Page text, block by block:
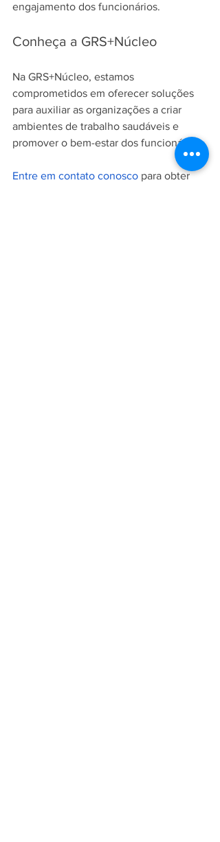
engajamento dos funcionários.
Conheça a GRS+Núcleo
Na GRS+Núcleo, estamos
comprometidos em oferecer soluções
para auxiliar as organizações a criar
ambientes de trabalho saudáveis e
promover o bem-estar dos funcionários.
Entre em contato conosco para obter